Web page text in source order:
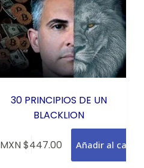
30 PRINCIPIOS DE UN
BLACKLION
MXN $447.00 Añadir al